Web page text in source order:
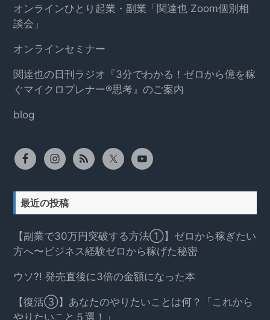
オンラインひとり起業・副業「関達也 Zoom個別相
談会」
オンラインセミナー
関達也の日刊ラジオ『3分でわかる！ゼロから億を稼
ぐマイクロプレナー®思考』のご案内
blog
最近の投稿
【副業で30万円突破する方法①】ゼロから稼ぎたい
方へ〜ビジネス経験ゼロから稼げた秘密
ウソ?! 発売直後に3倍の金額になった本
【復活③】あなたのやりたいことは何？「これから
やりたいこと５選！」